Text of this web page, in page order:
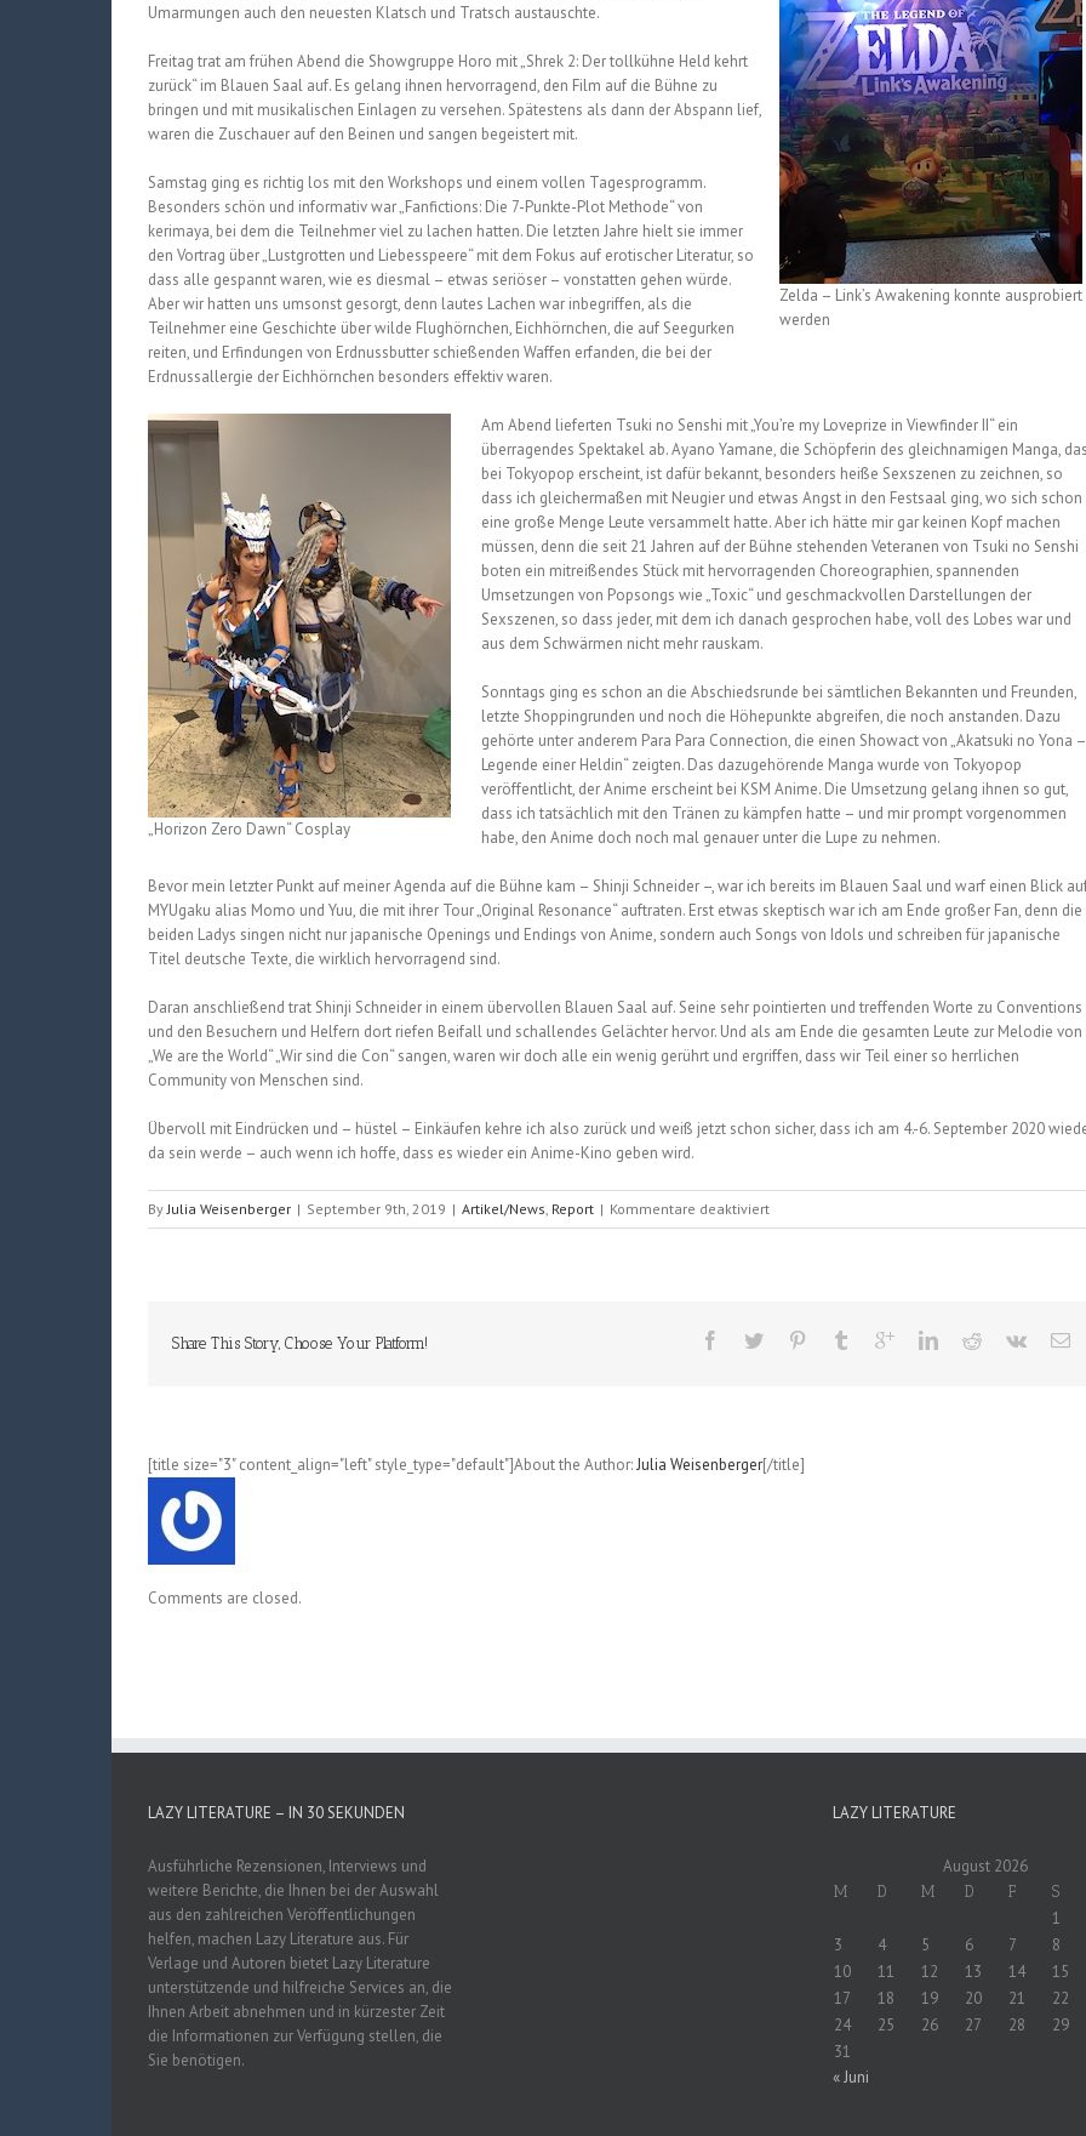
Zelda – Link’s Awakening konnte ausprobiert
werden
Umarmungen auch den neuesten Klatsch und Tratsch austauschte.
Freitag trat am frühen Abend die Showgruppe Horo mit „Shrek 2: Der tollkühne Held kehrt
zurück“ im Blauen Saal auf. Es gelang ihnen hervorragend, den Film auf die Bühne zu
bringen und mit musikalischen Einlagen zu versehen. Spätestens als dann der Abspann lief,
waren die Zuschauer auf den Beinen und sangen begeistert mit.
Samstag ging es richtig los mit den Workshops und einem vollen Tagesprogramm.
Besonders schön und informativ war „Fanfictions: Die 7-Punkte-Plot Methode“ von
kerimaya, bei dem die Teilnehmer viel zu lachen hatten. Die letzten Jahre hielt sie immer
den Vortrag über „Lustgrotten und Liebesspeere“ mit dem Fokus auf erotischer Literatur, so
dass alle gespannt waren, wie es diesmal – etwas seriöser – vonstatten gehen würde.
Aber wir hatten uns umsonst gesorgt, denn lautes Lachen war inbegriffen, als die
Teilnehmer eine Geschichte über wilde Flughörnchen, Eichhörnchen, die auf Seegurken
reiten, und Erfindungen von Erdnussbutter schießenden Waffen erfanden, die bei der
Erdnussallergie der Eichhörnchen besonders effektiv waren.
„Horizon Zero Dawn“ Cosplay
Am Abend lieferten Tsuki no Senshi mit „You’re my Loveprize in Viewfinder II“ ein
überragendes Spektakel ab. Ayano Yamane, die Schöpferin des gleichnamigen Manga,
bei Tokyopop erscheint, ist dafür bekannt, besonders heiße Sexszenen zu zeichnen, so
dass ich gleichermaßen mit Neugier und etwas Angst in den Festsaal ging, wo sich schon
eine große Menge Leute versammelt hatte. Aber ich hätte mir gar keinen Kopf machen
müssen, denn die seit 21 Jahren auf der Bühne stehenden Veteranen von Tsuki no Senshi
boten ein mitreißendes Stück mit hervorragenden Choreographien, spannenden
Umsetzungen von Popsongs wie „Toxic“ und geschmackvollen Darstellungen der
Sexszenen, so dass jeder, mit dem ich danach gesprochen habe, voll des Lobes war und
aus dem Schwärmen nicht mehr rauskam.
Sonntags ging es schon an die Abschiedsrunde bei sämtlichen Bekannten und Freunden,
letzte Shoppingrunden und noch die Höhepunkte abgreifen, die noch anstanden. Dazu
gehörte unter anderem Para Para Connection, die einen Showact von „Akatsuki no Yona –
Legende einer Heldin“ zeigten. Das dazugehörende Manga wurde von Tokyopop
veröffentlicht, der Anime erscheint bei KSM Anime. Die Umsetzung gelang ihnen so gut,
dass ich tatsächlich mit den Tränen zu kämpfen hatte – und mir prompt vorgenommen
habe, den Anime doch noch mal genauer unter die Lupe zu nehmen.
Bevor mein letzter Punkt auf meiner Agenda auf die Bühne kam – Shinji Schneider –, war ich bereits im Blauen Saal und warf einen Blick
MYUgaku alias Momo und Yuu, die mit ihrer Tour „Original Resonance“ auftraten. Erst etwas skeptisch war ich am Ende großer Fan, denn die
beiden Ladys singen nicht nur japanische Openings und Endings von Anime, sondern auch Songs von Idols und schreiben für japanische
Titel deutsche Texte, die wirklich hervorragend sind.
Daran anschließend trat Shinji Schneider in einem übervollen Blauen Saal auf. Seine sehr pointierten und treffenden Worte zu Conventions
und den Besuchern und Helfern dort riefen Beifall und schallendes Gelächter hervor. Und als am Ende die gesamten Leute zur Melodie von
„We are the World“ „Wir sind die Con“ sangen, waren wir doch alle ein wenig gerührt und ergriffen, dass wir Teil einer so herrlichen
Community von Menschen sind.
Übervoll mit Eindrücken und – hüstel – Einkäufen kehre ich also zurück und weiß jetzt schon sicher, dass ich am 4.-6. September 2020
da sein werde – auch wenn ich hoffe, dass es wieder ein Anime-Kino geben wird.
By Julia Weisenberger | September 9th, 2019 | Artikel/News Report | Kommentare deaktiviertfür
Connichi
Share This Story, Choose Your Platform!
[title size="3" content_align="left" style_type="default"]About the Author:Julia Weisenberger[/title]
Comments are closed.
LAZY LITERATURE – IN 30 SEKUNDEN
Ausführliche Rezensionen, Interviews und
weitere Berichte, die Ihnen bei der Auswahl
aus den zahlreichen Veröffentlichungen
helfen, machen Lazy Literature aus. Für
Verlage und Autoren bietet Lazy Literature
unterstützende und hilfreiche Services an, die
Ihnen Arbeit abnehmen und in kürzester Zeit
die Informationen zur Verfügung stellen, die
Sie benötigen.
LAZY LITERATURE
August 2026
M D M D F S
1
3
4 5 6 7
8
10
11 12 13 14
15
17
18 19 20 21
22
24
25 26 27 28
29
31
« Juni